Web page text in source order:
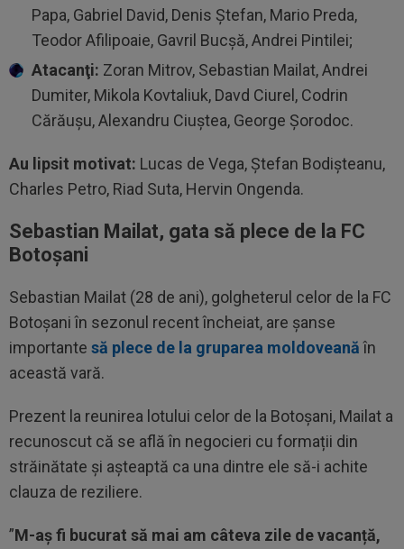
Papa, Gabriel David, Denis Ştefan, Mario Preda,
Teodor Afilipoaie, Gavril Bucşă, Andrei Pintilei;
Atacanţi: Zoran Mitrov, Sebastian Mailat, Andrei
Dumiter, Mikola Kovtaliuk, Davd Ciurel, Codrin
Cărăuşu, Alexandru Ciuştea, George Şorodoc.
Au lipsit motivat: Lucas de Vega, Ştefan Bodişteanu,
Charles Petro, Riad Suta, Hervin Ongenda.
Sebastian Mailat, gata să plece de la FC
Botoșani
Sebastian Mailat (28 de ani), golgheterul celor de la FC
Botoșani în sezonul recent încheiat, are șanse
importante să plece de la gruparea moldoveanăîn
această vară.
Prezent la reunirea lotului celor de la Botoșani, Mailat a
recunoscut că se află în negocieri cu formații din
străinătate și așteaptă ca una dintre ele să-i achite
clauza de reziliere.
”M-aș fi bucurat să mai am câteva zile de vacanță,